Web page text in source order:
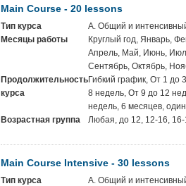
Main Course - 20 lessons
Тип курса
A. Общий и
Месяцы работы
Круглый год, Январь,
Апрель, Май, Июнь,
Сентябрь, Октябрь,
Продолжительность
курса
Гибкий график, От 1 до
8 недель, От 9 до 12
недель, 6 месяцев,
Возрастная группа
Любая, до 12, 12-16,
Main Course Intensive - 30 lessons
Тип курса
A. Общий и